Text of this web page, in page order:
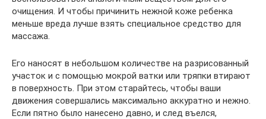
очищения. И чтобы причинить нежной коже ребенка
меньше вреда лучше взять специальное средство для
массажа.
Его наносят в небольшом количестве на разрисованный
участок и с помощью мокрой ватки или тряпки втирают
в поверхность. При этом старайтесь, чтобы ваши
движения совершались максимально аккуратно и нежно.
Если пятно было нанесено давно, и след въелся,